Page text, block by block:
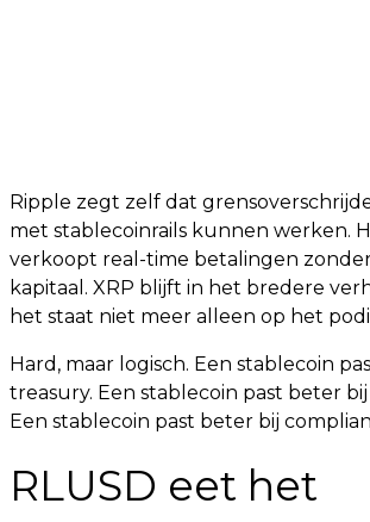
Ripple zegt zelf dat
met stablecoinrails kunnen werken.
verkoopt real-time betalingen
kapitaal. XRP blijft in het bredere
het staat niet meer alleen op het
Hard, maar logisch. Een stablecoin
treasury. Een stablecoin past beter
Een stablecoin past beter bij
RLUSD eet het